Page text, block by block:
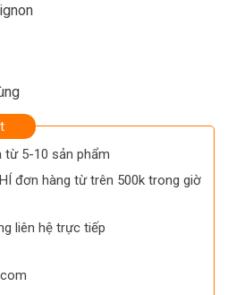
từ 5-10 sản phẩm
đơn hàng từ trên 500k trong giờ
liên hệ trực tiếp